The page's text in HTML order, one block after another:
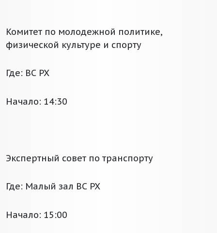
Комитет по молодежной политике,
физической культуре и спорту
Где: ВС РХ
Начало: 14:30
Экспертный совет по транспорту
Где: Малый зал ВС РХ
Начало: 15:00